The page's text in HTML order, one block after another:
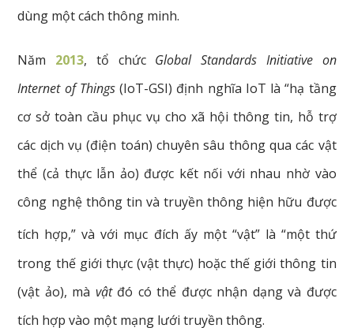
dùng một cách thông minh.
Năm 2013, tổ chức Global Standards Initiative on
Internet of Things(IoT-GSI) định nghĩa IoT là “hạ tầng
cơ sở toàn cầu phục vụ cho xã hội thông tin, hỗ trợ
các dịch vụ (điện toán) chuyên sâu thông qua các vật
thể (cả thực lẫn ảo) được kết nối với nhau nhờ vào
công nghệ thông tin và truyền thông hiện hữu được
tích hợp,” và với mục đích ấy một “vật” là “một thứ
trong thế giới thực (vật thực) hoặc thế giới thông tin
(vật ảo), mà vậtđó có thể được nhận dạng và được
tích hợp vào một mạng lưới truyền thông.